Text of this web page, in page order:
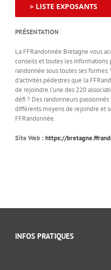
> LISTE EXPOSANTS
PRÉSENTATION
La FFRandonnée Bretagne vous
conseils et toutes les
randonnée sous toutes ses
d’activités pédestres que la
de rejoindre l’une des 220
défi ? Des randonneurs
différents moyens de rejoindre et
FFRandonnée.
Site Web : https://
INFOS PRATIQUES